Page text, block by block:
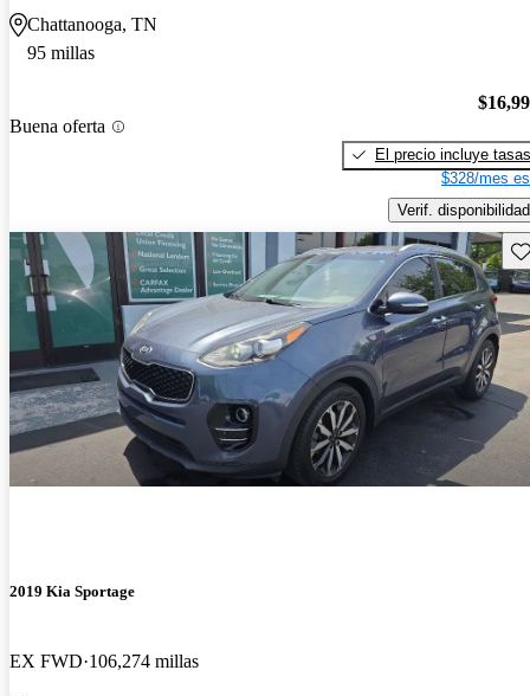
Chattanooga, TN
95 millas
Buena oferta
El precio incluye tasas
$328/mes
Verif. disponibilidad
2019 Kia Sportage
EX FWD 106,274 millas